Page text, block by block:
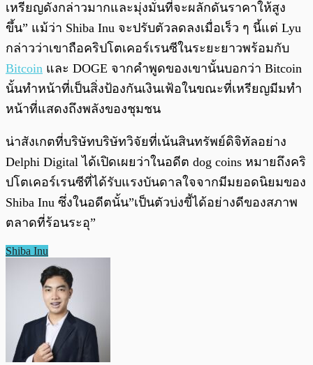
เหรียญดังกล่าวมากและมุ่งมั่นที่จะผลักดันราคาให้สูง
ขึ้น” แม้ว่า Shiba Inu จะปรับตัวลดลงเมื่อเร็ว ๆ นี้แต่ Lyu
กล่าวว่าเขาถือคริปโตเคอร์เรนซีในระยะยาวพร้อมกับ
Bitcoin และ DOGE จากคำพูดของเขานั้นบอกว่า Bitcoin
นั้นทำหน้าที่เป็นสิ่งป้องกันเงินเฟ้อในขณะที่เหรียญมีมทำ
หน้าที่แสดงถึงพลังของชุมชน
น่าสังเกตที่บริษัทบริษัทวิจัยที่เน้นสินทรัพย์ดิจิทัลอย่าง
Delphi Digital ได้เปิดเผยว่าในอดีต dog coins หมายถึงคริ
ปโตเคอร์เรนซีที่ได้รับแรงบันดาลใจจากมีมยอดนิยมของ
Shiba Inu ซึ่งในอดีตนั้น”เป็นตัวบ่งขี้ได้อย่างดีของสภาพ
ตลาดที่ร้อนระอุ”
Shiba Inu